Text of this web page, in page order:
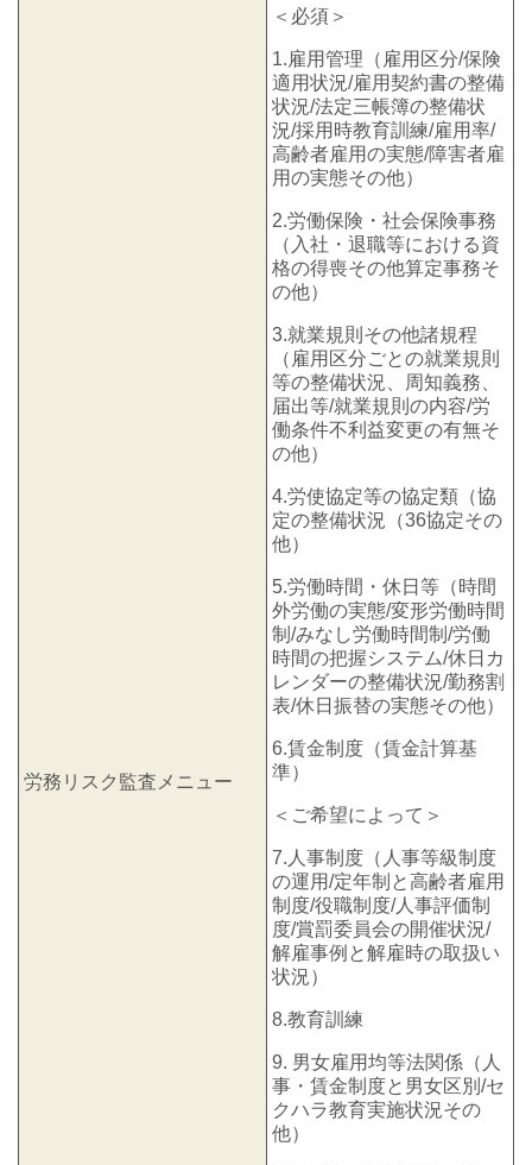
労務リスク監査メニュー
＜必須＞
1.雇用管理（雇用区分/保険
適用状況/雇用契約書の整備
状況/法定三帳簿の整備状
況/採用時教育訓練/雇用率/
高齢者雇用の実態/障害者雇
用の実態その他）
2.労働保険・社会保険事務
（入社・退職等における資
格の得喪その他算定事務そ
の他）
3.就業規則その他諸規程
（雇用区分ごとの就業規則
等の整備状況、周知義務、
届出等/就業規則の内容/労
働条件不利益変更の有無そ
の他）
4.労使協定等の協定類（協
定の整備状況（36協定その
他）
5.労働時間・休日等（時間
外労働の実態/変形労働時間
制/みなし労働時間制/労働
時間の把握システム/休日カ
レンダーの整備状況/勤務割
表/休日振替の実態その他）
6.賃金制度（賃金計算基
準）
＜ご希望によって＞
7.人事制度（人事等級制度
の運用/定年制と高齢者雇用
制度/役職制度/人事評価制
度/賞罰委員会の開催状況/
解雇事例と解雇時の取扱い
状況）
8.教育訓練
9. 男女雇用均等法関係（人
事・賃金制度と男女区別/セ
クハラ教育実施状況その
他）